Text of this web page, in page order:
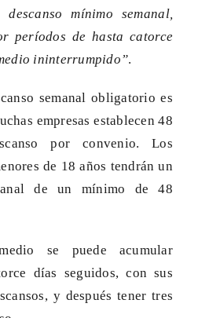
mínimo semanal,
períodos de hasta catorce
ininterrumpido”.
semanal obligatorio es
empresas establecen 48
por convenio. Los
de 18 años tendrán un
de un mínimo de 48
se puede acumular
días seguidos, con sus
y después tener tres